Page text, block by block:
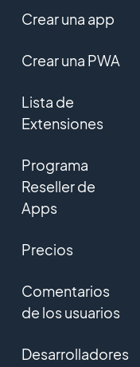
Crear una app
Crear una PWA
Lista de
Extensiones
Programa
Reseller de
Apps
Precios
Comentarios
de los usuarios
Desarrolladores